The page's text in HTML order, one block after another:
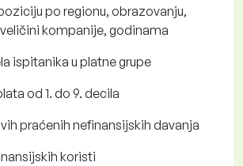
po regionu, obrazovanju,
kompanije, godinama
ispitanika u platne grupe
od 1. do 9. decila
praćenih nefinansijskih davanja
koristi